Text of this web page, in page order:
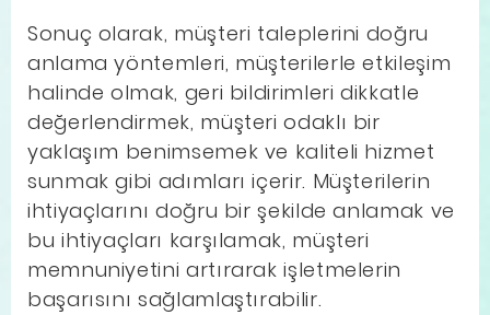
Sonuç olarak, müşteri taleplerini doğru
anlama yöntemleri, müşterilerle etkileşim
halinde olmak, geri bildirimleri dikkatle
değerlendirmek, müşteri odaklı bir
yaklaşım benimsemek ve kaliteli hizmet
sunmak gibi adımları içerir. Müşterilerin
ihtiyaçlarını doğru bir şekilde anlamak ve
bu ihtiyaçları karşılamak, müşteri
memnuniyetini artırarak işletmelerin
başarısını sağlamlaştırabilir.